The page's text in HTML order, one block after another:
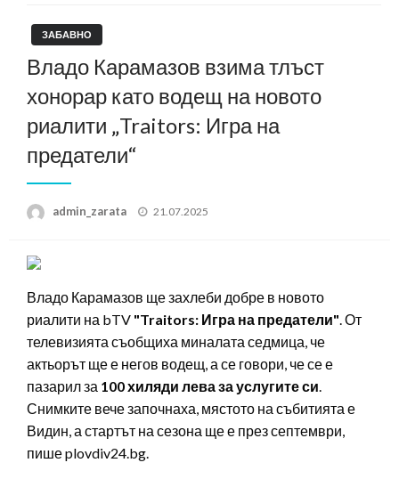
ЗАБАВНО
Владо Карамазов взима тлъст
хонорар като водещ на новото
риалити „Traitors: Игра на
предатели“
admin_zarata
Posted
21.07.2025
Владо Карамазов ще захлеби добре в новото
риалити на bTV "Traitors: Игра на предатели". От
телевизията съобщиха миналата седмица, че
актьорът ще е негов водещ, а се говори, че се е
пазарил за 100 хиляди лева за услугите си.
Снимките вече започнаха, мястото на събитията е
Видин, а стартът на сезона ще е през септември,
пише plovdiv24.bg.